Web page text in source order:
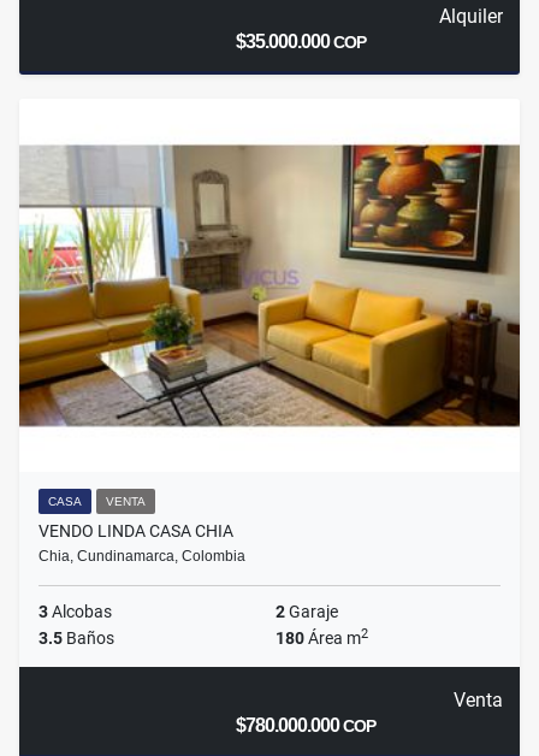
Alquiler
$35.000.000COP
CASA VENTA
VENDO LINDA CASA CHIA
Chia, Cundinamarca, Colombia
3Alcobas 2Garaje
3.5 Baños 180Área m2
Venta
$780.000.000COP